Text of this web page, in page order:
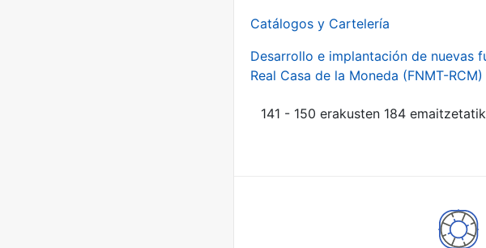
Catálogos y Cartelería
Desarrollo e implantación de nuevas
Real Casa de la Moneda (FNMT-
141 - 150 erakusten 184